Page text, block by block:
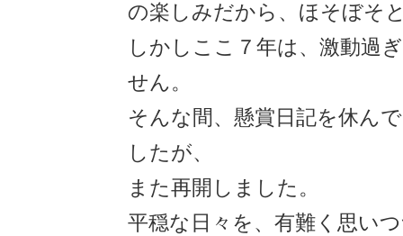
の楽しみだから、ほそぼそ
しかしここ７年は、激動過
せん。
そんな間、懸賞日記を休ん
したが、
また再開しました。
平穏な日々を、有難く思い